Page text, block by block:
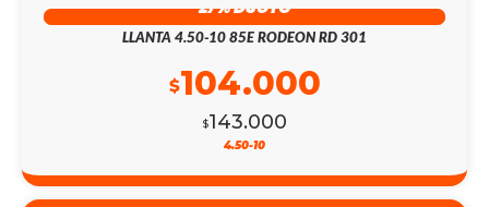
27% DSCTO
LLANTA 4.50-10 85E RODEON RD 301
$143.000
$104.000
4.50-10